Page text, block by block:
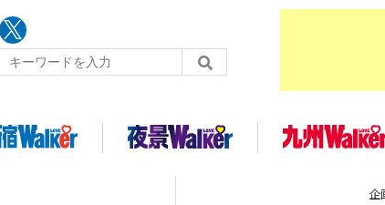
企